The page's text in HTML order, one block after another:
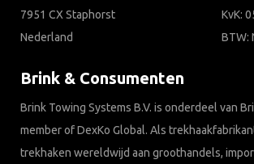
7951 CX Staphorst
Nederland
KvK:
BTW:
Brink & Consumenten
Brink Towing Systems B.V. is onderdeel van
member of DexKo Global. Als
trekhaken wereldwijd aan groothandels,